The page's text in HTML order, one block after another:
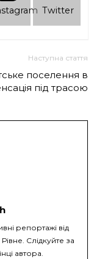
Twitter
Наступна стаття
поселення в
під трасою
репортажі від
Слідкуйте за
автора.